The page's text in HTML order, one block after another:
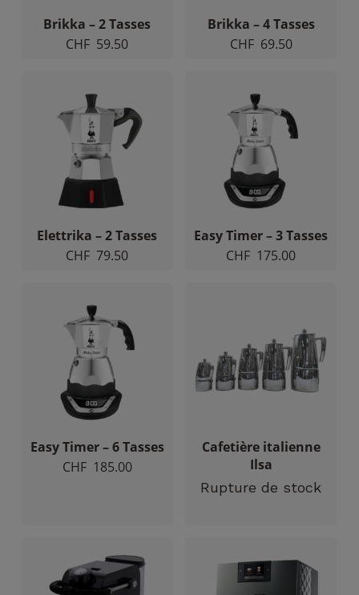
Brikka – 2 Tasses
CHF 59.50
Brikka – 4 Tasses
CHF 69.50
Elettrika – 2 Tasses
CHF 79.50
Easy Timer – 3 Tasses
CHF 175.00
Easy Timer – 6 Tasses
CHF 185.00
Cafetière italienne
Ilsa
Rupture de stock